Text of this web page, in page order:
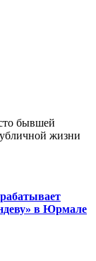
бывшей
жизни
в Юрмале